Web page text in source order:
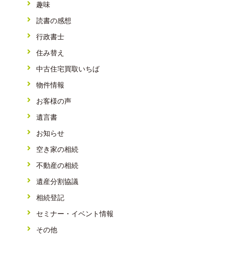
趣味
読書の感想
行政書士
住み替え
中古住宅買取いちば
物件情報
お客様の声
遺言書
お知らせ
空き家の相続
不動産の相続
遺産分割協議
相続登記
セミナー・イベント情報
その他